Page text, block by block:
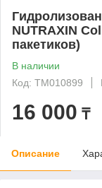
NUTRAXIN
пакетиков)
В наличии
Код: ТМ010899
16 000 ₸
Описание